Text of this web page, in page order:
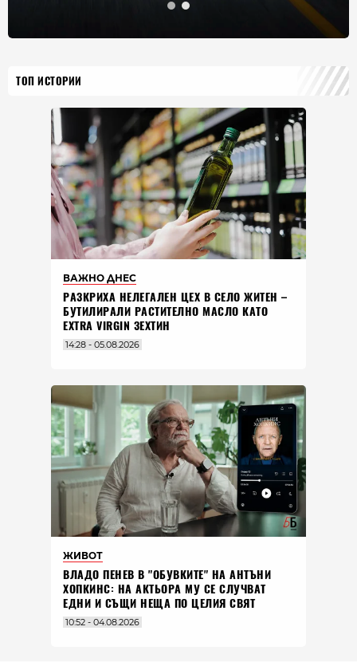
ТОП ИСТОРИИ
ВАЖНО ДНЕС
РАЗКРИХА НЕЛЕГАЛЕН ЦЕХ В СЕЛО ЖИТЕН –
БУТИЛИРАЛИ РАСТИТЕЛНО МАСЛО КАТО
EXTRA VIRGIN ЗЕХТИН
14:28 - 05.08.2026
ЖИВОТ
ВЛАДO ПЕНЕВ В "ОБУВКИТЕ" НА АНТЪНИ
ХОПКИНС: НА АКТЬОРА МУ СЕ СЛУЧВАТ
ЕДНИ И СЪЩИ НЕЩА ПО ЦЕЛИЯ СВЯТ
10:52 - 04.08.2026